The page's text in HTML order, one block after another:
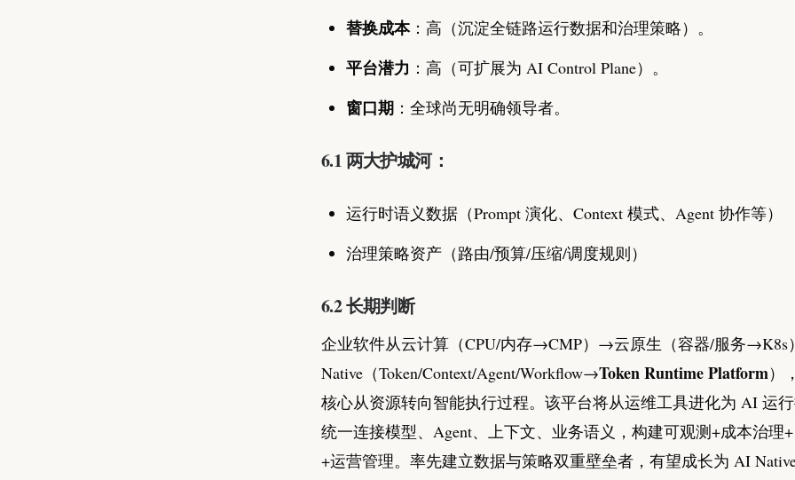
替换成本：高（沉淀全链路运行数据和治理策略）。
平台潜力 ：高（可扩展为 AI Control Plane）。
窗口期 ：全球尚无明确领导者。
6.1 两大护城河：
运行时语义数据（Prompt 演化、Context 模式、Agent 协作等）
治理策略资产（路由/预算/压缩/调度规则）
6.2 长期判断
企业软件从云计算（CPU/内存→CMP）→云原生（容器/服务
Native（Token/Context/Agent/Workflow→Token Runtime Platform）
核心从资源转向智能执行过程。该平台将从运维工具进化为 AI 运行
统一连接模型、Agent、上下文、业务语义，构建可观测+成本治理
+运营管理。率先建立数据与策略双重壁垒者，有望成长为 AI